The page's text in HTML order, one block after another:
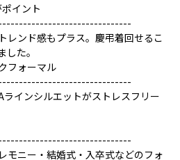
イント
レンド感もプラス。慶弔着回せるこ
た。
フォーマル
インシルエットがストレスフリー
モニー・結婚式・入卒式などのフォ